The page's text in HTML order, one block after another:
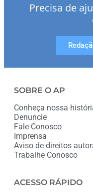
Precisa de
SOBRE O AP
Conheça nossa
Denuncie
Fale Conosco
Imprensa
Aviso de direitos
Trabalhe Conosco
ACESSO RÁPIDO